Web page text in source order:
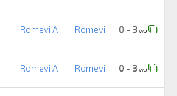
Romevi A Romevi 0 - 3wo
Romevi A Romevi 0 - 3wo